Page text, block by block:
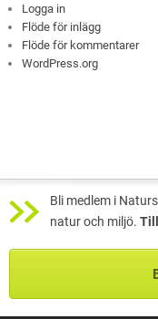
Logga in
Flöde för inlägg
Flöde för kommentarer
WordPress.org
Bli medlem i
natur och miljö.